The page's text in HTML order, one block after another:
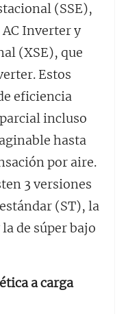
(SSE),
Inverter y
(XSE), que
Estos
eficiencia
incluso
hasta
por aire.
3 versiones
(ST), la
de súper bajo
a carga